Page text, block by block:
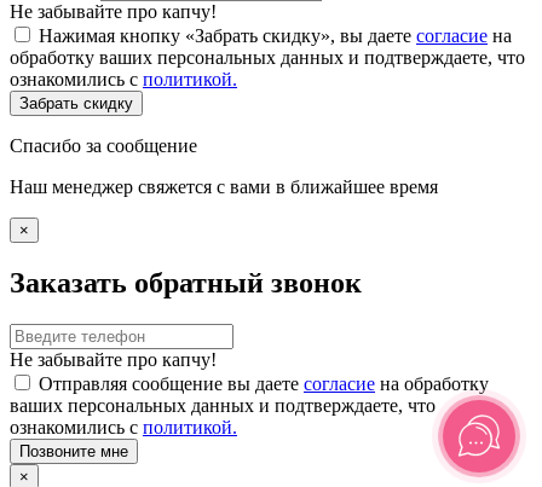
Не забывайте про капчу!
Нажимая кнопку «Забрать скидку», вы даете согласие на
обработку ваших персональных данных и подтверждаете, что
ознакомились с политикой.
Забрать скидку
Спасибо за сообщение
Наш менеджер свяжется с вами в ближайшее время
×
Заказать обратный звонок
Не забывайте про капчу!
Отправляя сообщение вы даете согласие на обработку
ваших персональных данных и подтверждаете, что
ознакомились с политикой.
Позвоните мне
×